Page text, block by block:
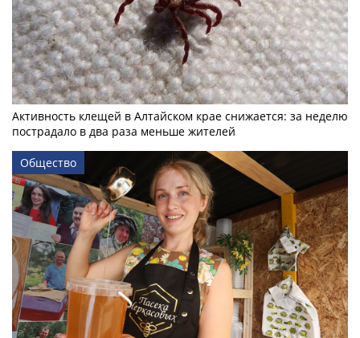
Активность клещей в Алтайском крае снижается: за неделю
пострадало в два раза меньше жителей
Общество